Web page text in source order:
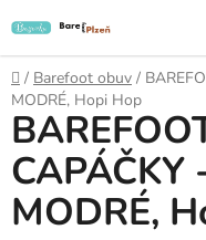
na
obsah
Domů
/ Barefoot obuv /
MODRÉ, Hopi Hop
CAPÁČKY
MODRÉ,